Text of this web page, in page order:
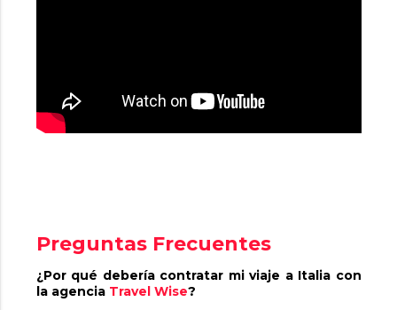
Preguntas Frecuentes
¿Por qué debería contratar mi viaje a Italia con
la agencia Travel Wise?